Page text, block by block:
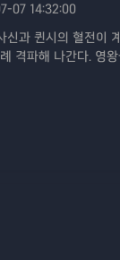
07 14:32:00
신과 퀸시의 혈전이
격파해 나간다. 영